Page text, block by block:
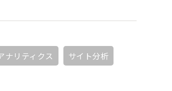
ナリティクス サイト分析